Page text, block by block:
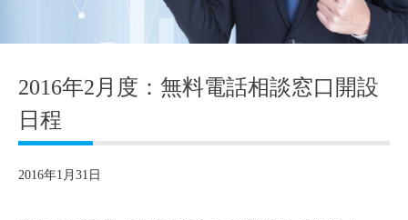
2016年2月度：無料電話相談窓口開設
日程
2016年1月31日